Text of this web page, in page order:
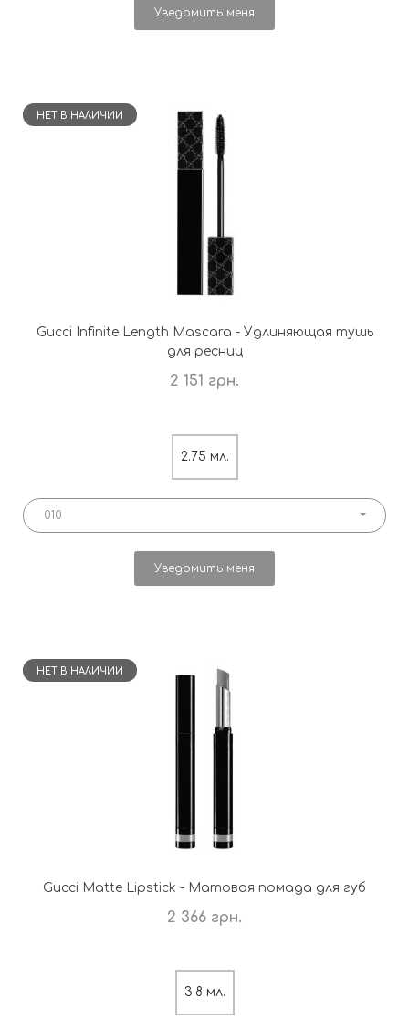
Уведомить меня
НЕТ В НАЛИЧИИ
Gucci Infinite Length Mascara - Удлиняющая тушь
для ресниц
2 151 грн.
2.75 мл.
010
Уведомить меня
НЕТ В НАЛИЧИИ
Gucci Matte Lipstick - Матовая помада для губ
2 366 грн.
3.8 мл.